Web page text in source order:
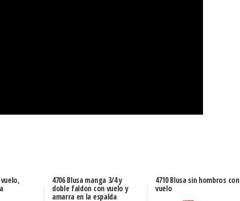
4706 Blusa manga 3/4 y
doble faldon con vuelo y
amarra en la espalda
4710 Blusa sin hombros con
vuelo